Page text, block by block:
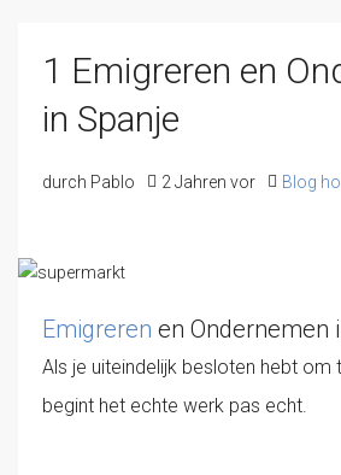
1 Emigreren en
in Spanje
durch Pablo 2 Jahren vor Blog
Emigreren en Ondernemen
Als je uiteindelijk besloten hebt om
begint het echte werk pas echt.